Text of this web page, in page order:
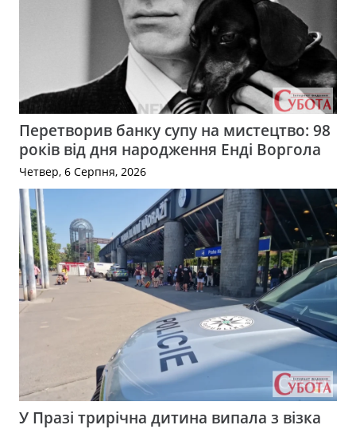
Перетворив банку супу на мистецтво: 98
років від дня народження Енді Воргола
Четвер, 6 Серпня, 2026
У Празі трирічна дитина випала з візка